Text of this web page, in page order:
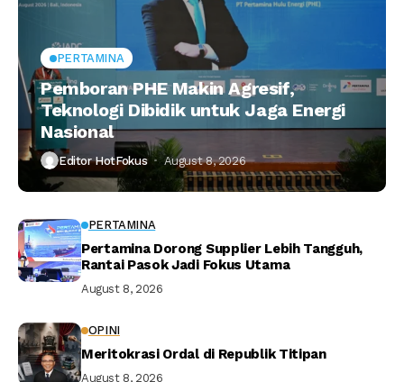
PERTAMINA
Pemboran PHE Makin Agresif,
Teknologi Dibidik untuk Jaga Energi
Nasional
Editor HotFokus August 8, 2026
PERTAMINA
Pertamina Dorong Supplier Lebih Tangguh,
Rantai Pasok Jadi Fokus Utama
August 8, 2026
OPINI
Meritokrasi Ordal di Republik Titipan
August 8, 2026